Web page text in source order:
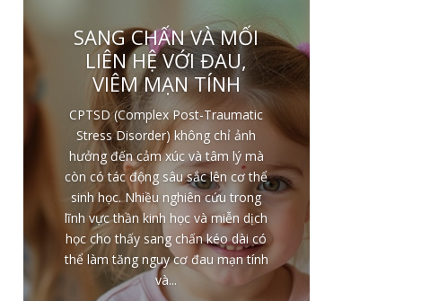
SANG CHẤN VÀ MỐI
LIÊN HỆ VỚI ĐAU,
VIÊM MẠN TÍNH
CPTSD (Complex Post-Traumatic
Stress Disorder) không chỉ ảnh
hưởng đến cảm xúc và tâm lý mà
còn có tác động sâu sắc lên cơ thể
sinh học. Nhiều nghiên cứu trong
lĩnh vực thần kinh học và miễn dịch
học cho thấy sang chấn kéo dài có
thể làm tăng nguy cơ đau mạn tính
và...